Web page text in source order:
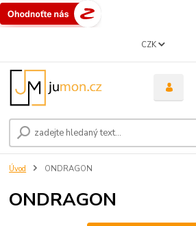
CZK
Úvod ONDRAGON
ONDRAGON